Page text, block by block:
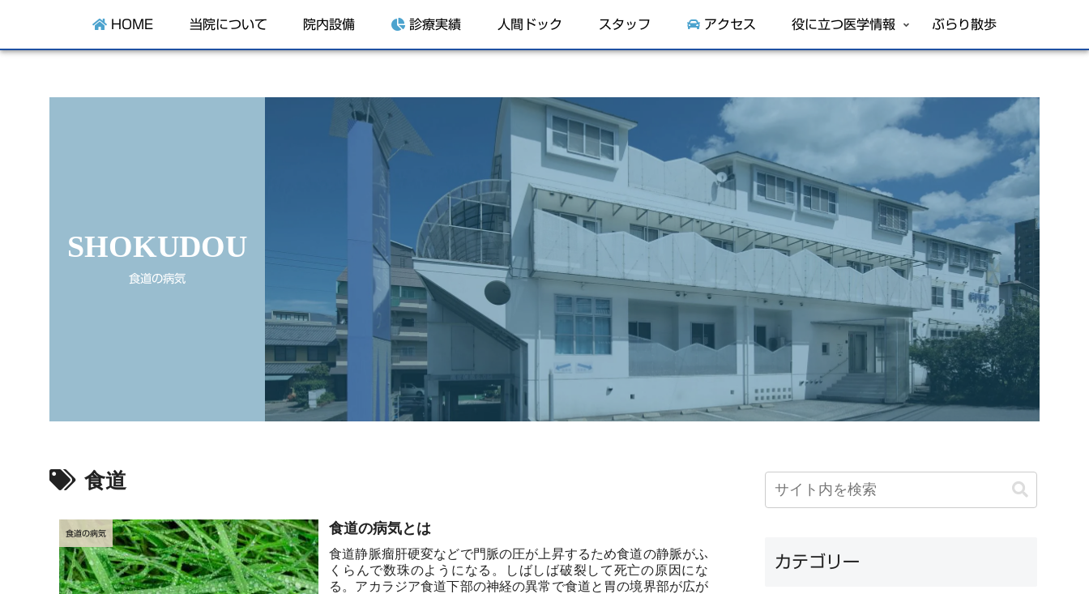
SHOKUDOU
食道の病気
HOME 当院について 院内設備 診療実績 人間ドック スタッフ アクセス 役に立つ医学情報 ぶらり散歩
食道
食道の病気 食道の病気とは
食道静脈瘤肝硬変などで門脈の圧が上昇するため食道の静脈がふ
くらんで数珠のようになる。しばしば破裂して死亡の原因にな
る。アカラジア食道下部の神経の異常で食道と胃の境界部が広が
カテゴリー